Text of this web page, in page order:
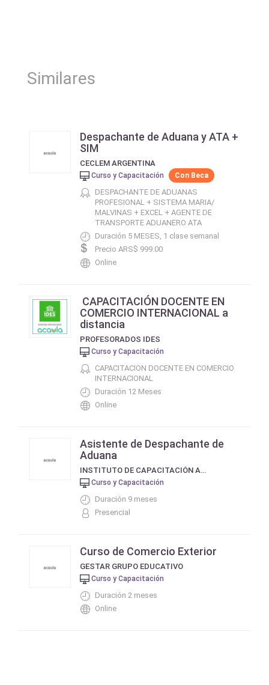
Similares
Despachante de Aduana y ATA +
SIM
CECLEM ARGENTINA
Curso y Capacitación Con Beca
DESPACHANTE DE ADUANAS
PROFESIONAL + SISTEMA MARIA/
MALVINAS + EXCEL + AGENTE DE
TRANSPORTE ADUANERO ATA
Duración 5 MESES, 1 clase semanal
Precio ARS$ 999.00
Online
CAPACITACIÓN DOCENTE EN
COMERCIO INTERNACIONAL a
distancia
PROFESORADOS IDES
Curso y Capacitación
CAPACITACION DOCENTE EN COMERCIO
INTERNACIONAL
Duración 12 Meses
Online
Asistente de Despachante de
Aduana
INSTITUTO DE CAPACITACIÓN AERONÁUTICA - ICA
Curso y Capacitación
Duración 9 meses
Presencial
Curso de Comercio Exterior
GESTAR GRUPO EDUCATIVO
Curso y Capacitación
Duración 2 meses
Online